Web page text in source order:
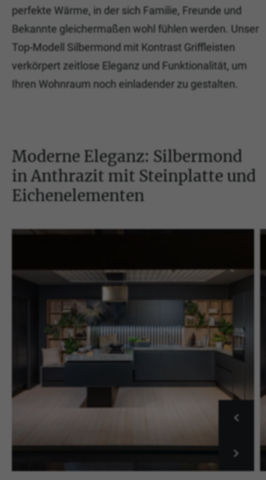
perfekte Wärme, in der sich Familie, Freunde und
Bekannte gleichermaßen wohl fühlen werden. Unser
Top-Modell Silbermond mit Kontrast Griffleisten
verkörpert zeitlose Eleganz und Funktionalität, um
Ihren Wohnraum noch einladender zu gestalten.
Moderne Eleganz: Silbermond
in Anthrazit mit Steinplatte und
Eichenelementen